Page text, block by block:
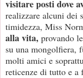
visitare posti dove
realizzare alcuni dei
timidezza, Miss
alla vita, provando
su una mongolfiera,
molti amici e
reticenze di tutto e a